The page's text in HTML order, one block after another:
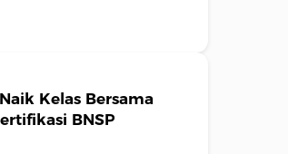
Kelas Bersama
BNSP